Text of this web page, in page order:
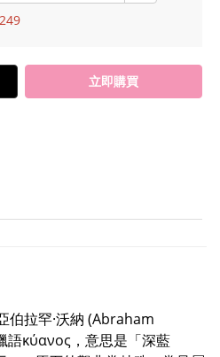
立即購買
伯拉罕·沃納 (Abraham
語κύανος，意思是「深藍